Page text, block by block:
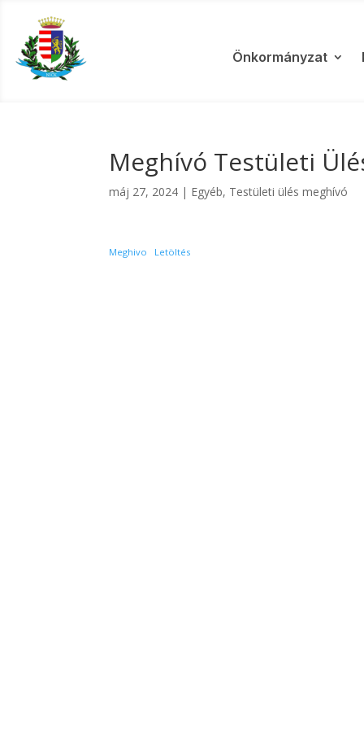
Önkormányzat
Meghívó Testületi
máj 27, 2024 | Egyéb, Testületi ülés meghívó
Meghivo Letöltés